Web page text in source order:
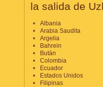
la salida de
Albania
Arabia Saudita
Argelia
Bahrein
Bután
Colombia
Ecuador
Estados Unidos
Filipinas